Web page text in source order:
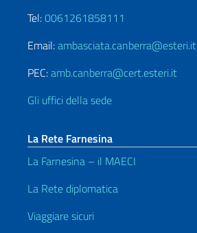
Tel:0061261858111
Email:ambasciata.canberra@esteri.it
PEC:amb.canberra@cert.esteri.it
Gli uffici della sede
La Rete Farnesina
La Farnesina – il MAECI
La Rete diplomatica
Viaggiare sicuri